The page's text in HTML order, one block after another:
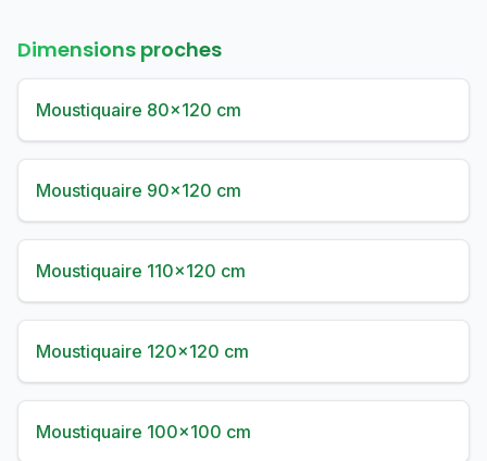
Dimensions proches
Moustiquaire 80×120 cm
Moustiquaire 90×120 cm
Moustiquaire 110×120 cm
Moustiquaire 120×120 cm
Moustiquaire 100×100 cm